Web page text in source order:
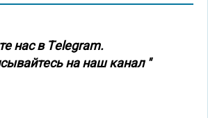
нас в Тelegram.
на наш канал "